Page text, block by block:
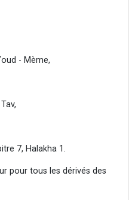
- Mème,
7, Halakha 1.
pour tous les dérivés des